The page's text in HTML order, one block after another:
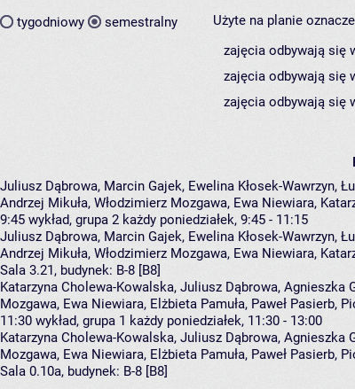
tygodniowy semestralny
Użyte na planie
zajęcia odbywają się
zajęcia odbywają się
zajęcia odbywają się
Juliusz Dąbrowa, Marcin Gajek, Ewelina Kłosek-Wawrzyn,
Andrzej Mikuła, Włodzimierz Mozgawa, Ewa Niewiara,
9:45 wykład, grupa 2 każdy poniedziałek, 9:45 - 11:15
Juliusz Dąbrowa, Marcin Gajek, Ewelina Kłosek-Wawrzyn,
Andrzej Mikuła, Włodzimierz Mozgawa, Ewa Niewiara,
Sala 3.21, budynek: B-8 [B8]
Katarzyna Cholewa-Kowalska, Juliusz Dąbrowa, Agnieszka
Mozgawa, Ewa Niewiara, Elżbieta Pamuła, Paweł Pasierb,
11:30 wykład, grupa 1 każdy poniedziałek, 11:30 - 13:00
Katarzyna Cholewa-Kowalska, Juliusz Dąbrowa, Agnieszka
Mozgawa, Ewa Niewiara, Elżbieta Pamuła, Paweł Pasierb,
Sala 0.10a, budynek: B-8 [B8]